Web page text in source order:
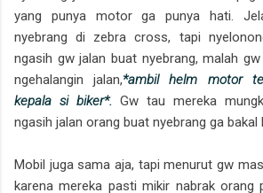
yang punya motor ga punya hati.
nyebrang di zebra cross, tapi
ngasih gw jalan buat nyebrang, malah
ngehalangin jalan,*ambil helm motor
kepala si biker*. Gw tau mereka
ngasih jalan orang buat nyebrang ga bakal
Mobil juga sama aja, tapi menurut gw
karena mereka pasti mikir nabrak orang